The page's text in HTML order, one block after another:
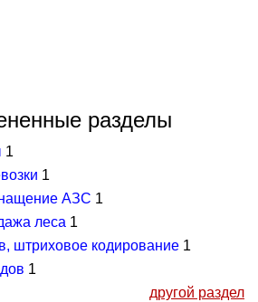
разделы
1
1
АЗС 1
леса 1
штриховое кодирование 1
1
другой раздел